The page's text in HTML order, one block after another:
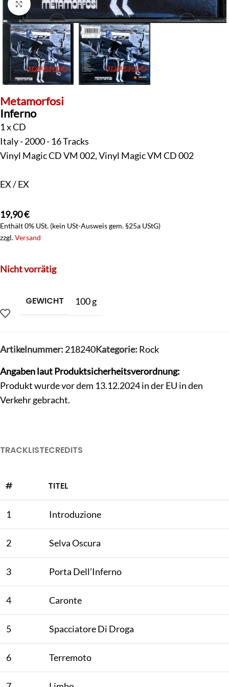
Klick zum Vergrößern
Metamorfosi
Inferno
1 x CD
Italy - 2000 - 16 Tracks
Vinyl Magic CD VM 002, Vinyl Magic VM CD 002
EX / EX
19,90€
Enthält 0% USt. (kein USt-Ausweis gem. §25a UStG)
zzgl.Versand
Nicht vorrätig
GEWICHT 100 g
Artikelnummer: 218240Kategorie: Rock
Angaben laut Produktsicherheitsverordnung:
Produkt wurde vor dem 13.12.2024 in der EU in den
Verkehr gebracht.
TRACKLISTECREDITS
# TITEL
1 Introduzione
2 Selva Oscura
3 Porta Dell’Inferno
4 Caronte
5 Spacciatore Di Droga
6 Terremoto